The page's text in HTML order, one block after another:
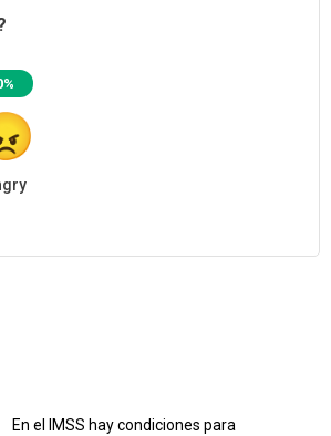
En el IMSS hay condiciones para